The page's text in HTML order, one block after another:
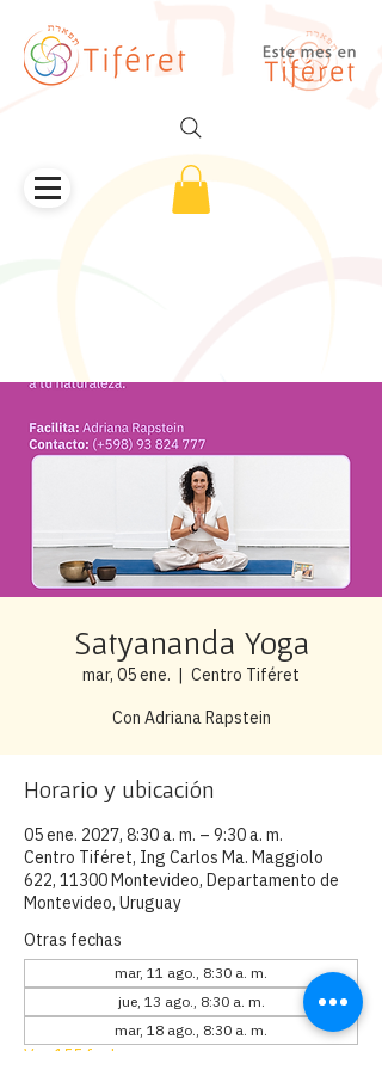
Satyananda Yoga
mar, 05 ene.
  |
Centro Tiféret
Con Adriana Rapstein
Horario y ubicación
05 ene. 2027, 8:30 a. m. – 9:30 a. m.
Centro Tiféret, Ing Carlos Ma. Maggiolo
622, 11300 Montevideo, Departamento de
Montevideo, Uruguay
Otras fechas
mar, 11 ago., 8:30 a. m.
jue, 13 ago., 8:30 a. m.
mar, 18 ago., 8:30 a. m.
Ver 155 fechas